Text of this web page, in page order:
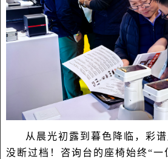
从晨光初露到暮色降临，彩
没断过档！咨询台的座椅始终“一